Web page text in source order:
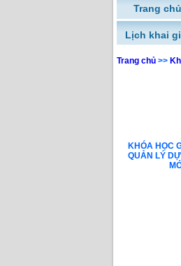
Trang chủ
Lịch khai
Trang chủ >>
KHÓA HỌC
QUẢN LÝ